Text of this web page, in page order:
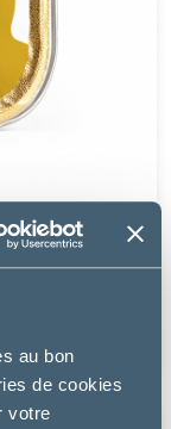
au bon
de cookies
votre